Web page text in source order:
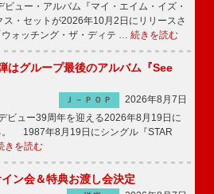
ュー・アルバム『マイ・エイム・イズ・
・セットが2026年10月2日にリリースさ
ォッチング・ザ・ディテ … 続きを読む
はグループ最後のアルバム『See
Ｊ－ＰＯＰ
2026年8月7日
ビュー39周年を迎える2026年8月19日に
。 1987年8月19日にシングル『STAR
きを読む
ン会＆特典お渡し会決定